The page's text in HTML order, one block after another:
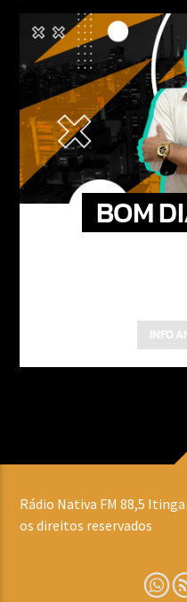
BOM
INFO
Rádio Nativa FM 88,5
os direitos reservados